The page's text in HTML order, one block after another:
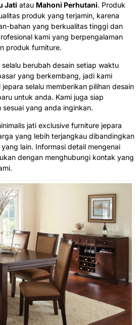
Jati atau Mahoni Perhutani. Produk
produk yang terjamin, karena
bahan yang berkualitas tinggi dan
kami yang berpengalaman
produk furniture.
berubah desain setiap waktu
yang berkembang, jadi kami
selalu memberikan pilihan desain
untuk anda. Kami juga siap
sesuai yang anda inginkan.
jati exclusive furniture jepara
yang lebih terjangkau dibandingkan
lain. Informasi detail mengenai
dengan menghubungi kontak yang